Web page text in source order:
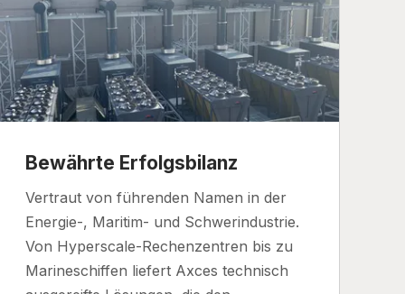
Bewährte Erfolgsbilanz
Vertraut von führenden Namen in der
Energie-, Maritim- und Schwerindustrie.
Von Hyperscale-Rechenzentren bis zu
Marineschiffen liefert Axces technisch